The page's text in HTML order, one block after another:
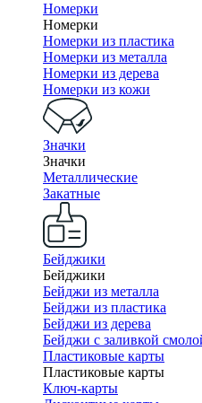
Номерки
Номерки
Номерки из пластика
Номерки из металла
Номерки из дерева
Номерки из кожи
Значки
Значки
Металлические
Закатные
Бейджики
Бейджики
Бейджи из металла
Бейджи из пластика
Бейджи из дерева
Бейджи с заливкой
Пластиковые карты
Пластиковые карты
Ключ-карты